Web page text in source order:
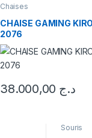
Chaises
CHAISE GAMING
2076
د.ج
Souris